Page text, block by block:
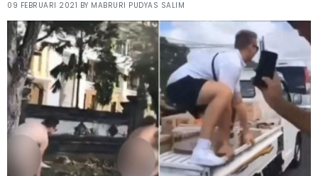
09 FEBRUARI 2021 BY MABRURI PUDYAS SALIM